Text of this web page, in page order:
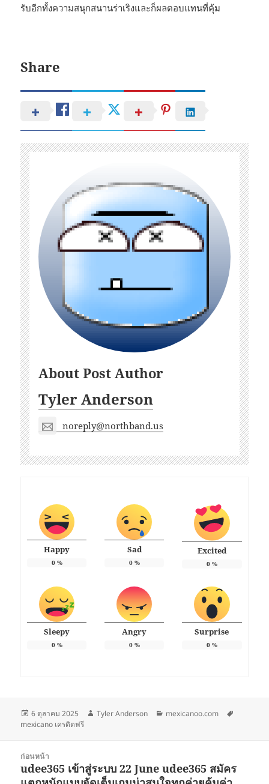
รับอีกทั้งความสนุกสนานร่าเริงและก็ผลตอบแทนที่คุ้ม
Share
About Post Author
Tyler Anderson
noreply@northband.us
Happy
0%
Sad
0%
Excited
0%
Sleepy
0%
Angry
0%
Surprise
0%
เขียน
เมื่อ
6 ตุลาคม 2025
ผู้
Tyler Anderson
หมวด
mexicanoo.com
mexicano เครดิตฟรี
ก่อนหน้า
เรื่อง
udee365 เข้าสู่ระบบ 22 June udee365 สมัคร